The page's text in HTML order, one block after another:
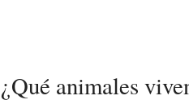
¿Qué animales